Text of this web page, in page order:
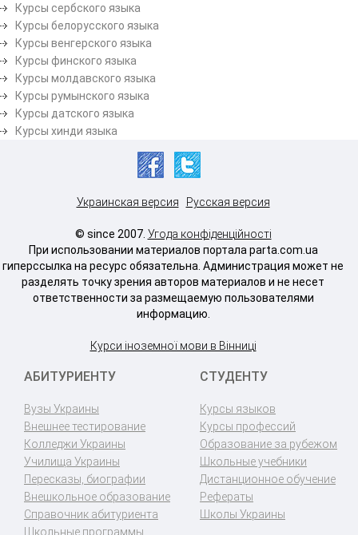
Курсы сербского языка
Курсы белорусского языка
Курсы венгерского языка
Курсы финского языка
Курсы молдавского языка
Курсы румынского языка
Курсы датского языка
Курсы хинди языка
Украинская версия Русская версия
© since 2007. Угода конфіденційності
При использовании материалов портала parta.com.ua
гиперссылка на ресурс обязательна. Администрация может не
разделять точку зрения авторов материалов и не несет
ответственности за размещаемую пользователями
информацию.
Курси іноземної мови в Вінниці
АБИТУРИЕНТУ
Вузы Украины
Внешнее тестирование
Колледжи Украины
Училища Украины
Пересказы, биографии
Внешкольное образование
Справочник абитуриента
Школьные программы
СТУДЕНТУ
Курсы языков
Курсы профессий
Образование за рубежом
Школьные учебники
Дистанционное обучение
Рефераты
Школы Украины